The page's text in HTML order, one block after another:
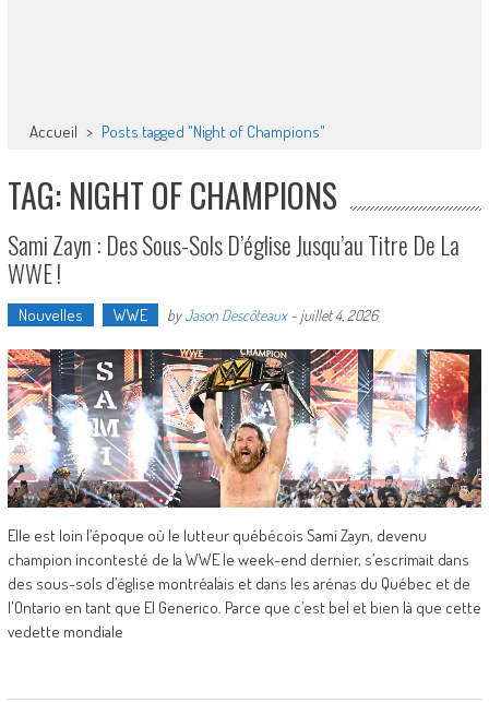
Accueil > Posts tagged "Night of Champions"
TAG: NIGHT OF CHAMPIONS
Sami Zayn : Des Sous-Sols D’église Jusqu’au Titre De La
WWE !
Nouvelles WWE byJason Descôteaux- juillet 4, 2026
Elle est loin l’époque où le lutteur québécois Sami Zayn, devenu
champion incontesté de la WWE le week-end dernier, s’escrimait dans
des sous-sols d’église montréalais et dans les arénas du Québec et de
l'Ontario en tant que El Generico. Parce que c’est bel et bien là que cette
vedette mondiale